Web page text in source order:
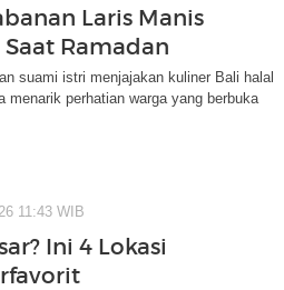
Laris Manis
Ramadan
suami istri menjajakan kuliner Bali halal
menarik perhatian warga yang berbuka
11:43 WIB
Ini 4 Lokasi